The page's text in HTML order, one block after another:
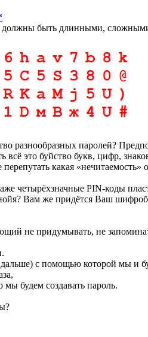
должны быть длинными,
разнообразных паролей?
всё это буйство букв, цифр,
какая «нечитаемость»
четырёхзначные PIN-коды
Вам же придётся Ваш
не придумывать, не
с помощью которой мы и
мы будем создавать пароль.